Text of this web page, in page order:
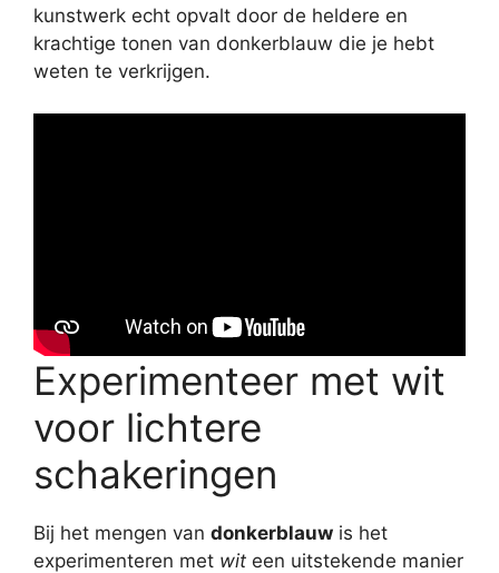
kunstwerk echt opvalt door de heldere en
krachtige tonen van donkerblauw die je hebt
weten te verkrijgen.
Experimenteer met wit
voor lichtere
schakeringen
Bij het mengen van donkerblauw is het
experimenteren met wit een uitstekende manier